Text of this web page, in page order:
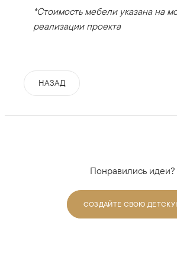
*Стоимость мебели указана на
реализации проекта
НАЗАД
Понравились идеи?
СОЗДАЙТЕ СВОЮ